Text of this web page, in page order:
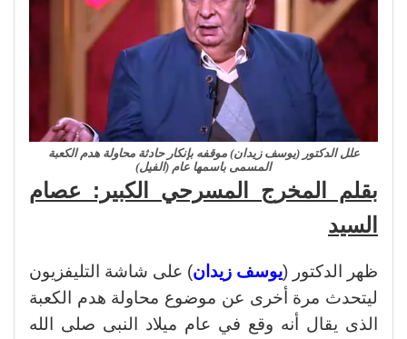
علل الدكتور (يوسف زيدان) موقفه بإنكار حادثة محاولة هدم الكعبة
المسمى باسمها عام (الفيل)
بقلم المخرج المسرحي الكبير: عصام
السيد
ظهر الدكتور (يوسف زيدان) على شاشة التليفزيون
ليتحدث مرة أخرى عن موضوع محاولة هدم الكعبة
الذى يقال أنه وقع في عام ميلاد النبى صلى الله